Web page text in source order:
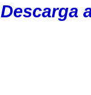
Descarga